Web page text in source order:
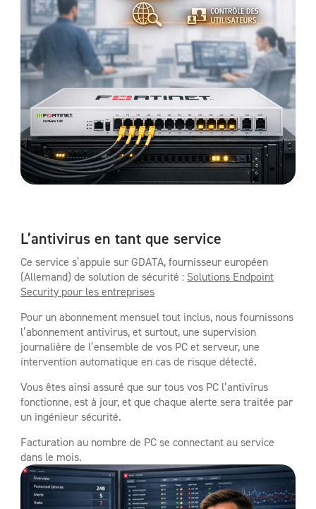
L’antivirus en tant que service
Ce service s’appuie sur GDATA, fournisseur européen
(Allemand) de solution de sécurité : Solutions Endpoint
Security pour les entreprises
Pour un abonnement mensuel tout inclus, nous fournissons
l’abonnement antivirus, et surtout, une supervision
journalière de l’ensemble de vos PC et serveur, une
intervention automatique en cas de risque détecté.
Vous êtes ainsi assuré que sur tous vos PC l’antivirus
fonctionne, est à jour, et que chaque alerte sera traitée par
un ingénieur sécurité.
Facturation au nombre de PC se connectant au service
dans le mois.